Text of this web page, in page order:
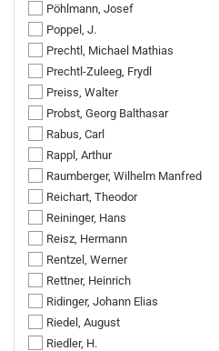
Pöhlmann, Josef
Poppel, J.
Prechtl, Michael Mathias
Prechtl-Zuleeg, Frydl
Preiss, Walter
Probst, Georg Balthasar
Rabus, Carl
Rappl, Arthur
Raumberger, Wilhelm Manfred
Reichart, Theodor
Reininger, Hans
Reisz, Hermann
Rentzel, Werner
Rettner, Heinrich
Ridinger, Johann Elias
Riedel, August
Riedler, H.